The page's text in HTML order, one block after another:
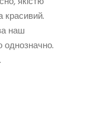
красивий.
наш